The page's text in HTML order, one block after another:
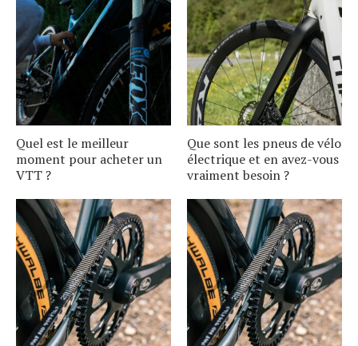
Quel est le meilleur
moment pour acheter un
VTT ?
Que sont les pneus de vélo
électrique et en avez-vous
vraiment besoin ?